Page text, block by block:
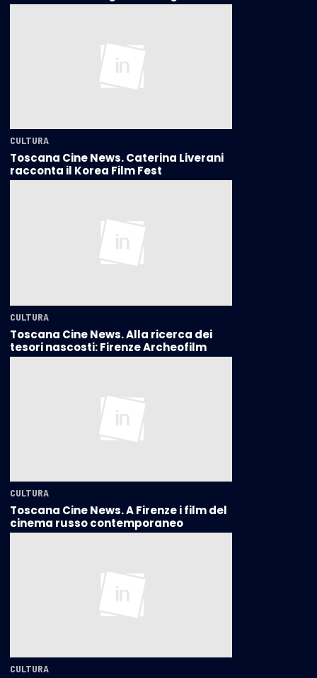
CULTURA
Toscana Cine News. Caterina Liverani
racconta il Korea Film Fest
CULTURA
Toscana Cine News. Alla ricerca dei
tesori nascosti: Firenze Archeofilm
CULTURA
Toscana Cine News. A Firenze i film del
cinema russo contemporaneo
CULTURA